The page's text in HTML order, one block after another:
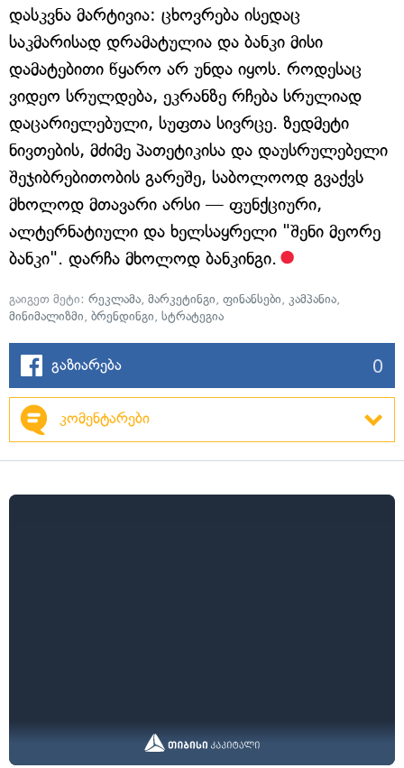
დასკვნა მარტივია: ცხოვრება ისედაც
საკმარისად დრამატულია და ბანკი მისი
დამატებითი წყარო არ უნდა იყოს. როდესაც
ვიდეო სრულდება, ეკრანზე რჩება სრულიად
დაცარიელებული, სუფთა სივრცე. ზედმეტი
ნივთების, მძიმე პათეტიკისა და დაუსრულებელი
შეჯიბრებითობის გარეშე, საბოლოოდ გვაქვს
მხოლოდ მთავარი არსი — ფუნქციური,
ალტერნატიული და ხელსაყრელი "შენი მეორე
ბანკი". დარჩა მხოლოდ ბანკინგი.
გაიგეთ მეტი: რეკლამა, მარკეტინგი, ფინანსები, კამპანია,
მინიმალიზმი, ბრენდინგი, სტრატეგია
გაზიარება 0
კომენტარები